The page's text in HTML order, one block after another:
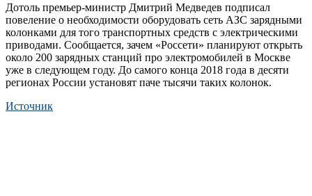
Дотоль премьер-министр Дмитрий Медведев подписал
повеление о необходимости оборудовать сеть АЗС зарядными
колонками для того транспортных средств с электрическими
приводами. Сообщается, зачем «Россети» планируют открыть
около 200 зарядных станций про электромобилей в Москве
уже в следующем году. До самого конца 2018 года в десяти
регионах России установят паче тысячи таких колонок.
Источник